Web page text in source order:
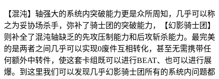
【混沌】轴强大的系统内突破能力更是众所周知，几乎可以称
之为妥协场杀手，弥补了骑士团的突破能力，【幻影骑士团】
则补全了混沌轴缺乏的先攻压制能力和后攻斩杀能力。最完美
的是两者之间几乎可以实现0废件互相转化，甚至无需携带任
何额外中转件，使这套卡组既可以进行BEAT、也可以进行展
爆。到这里我们可以发现几乎幻影骑士团所有的系统内问题都